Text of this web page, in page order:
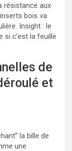
résistance aux
bois va
Insight : le
si c’est la feuille
de
et
la bille de
une